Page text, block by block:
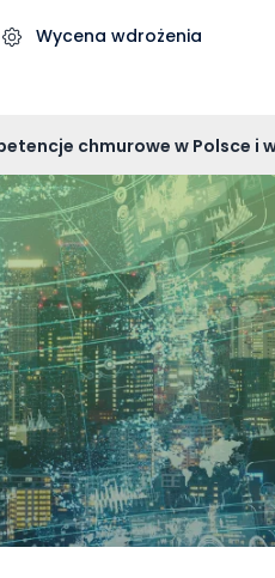
Wycena wdrożenia
chmurowe w Polsce i